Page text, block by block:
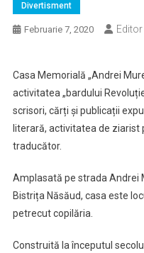
Divertisment
Februarie 7, 2020 Editor
Casa Memorială „Andrei
activitatea „bardului
scrisori, cărți și publicații
literară, activitatea de ziarist
traducător.
Amplasată pe strada Andrei
Bistrița Năsăud, casa este
petrecut copilăria.
Construită la începutul